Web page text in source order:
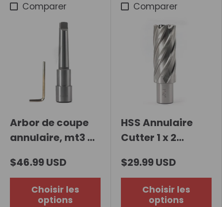
Comparer
Arbor de coupe
annulaire, mt3 à
Shank de Weldon
$46.99 USD
Choisir les
options
Comparer
HSS Annulaire
Cutter 1 x 2
$29.99 USD
Choisir les
options